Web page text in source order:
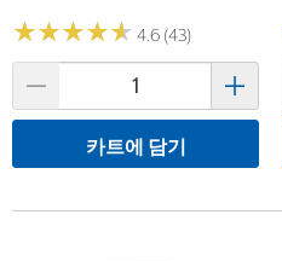
★★★★★
★★★★★ 4.6 (43)
카트에 담기